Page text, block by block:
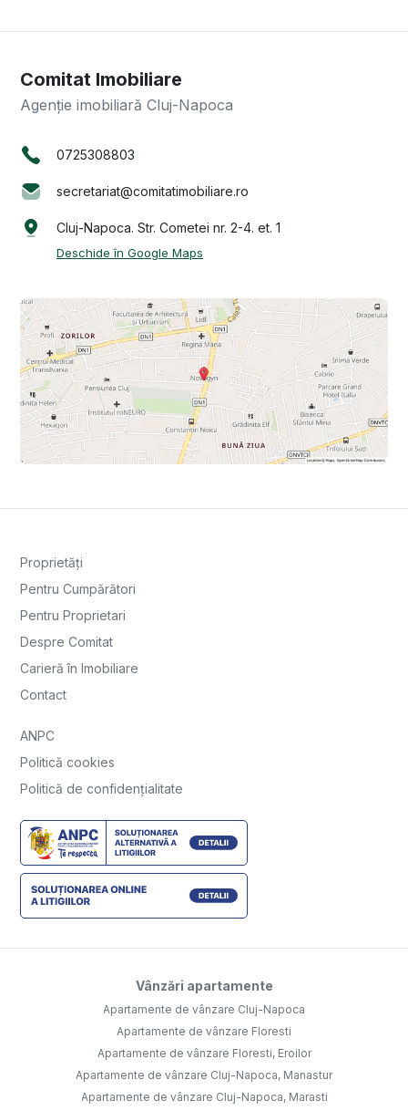
Comitat Imobiliare
Agenție imobiliară Cluj-Napoca
0725308803
secretariat@comitatimobiliare.ro
Cluj-Napoca. Str. Cometei nr. 2-4. et. 1
Deschide în Google Maps
Proprietăți
Pentru Cumpărători
Pentru Proprietari
Despre Comitat
Carieră în Imobiliare
Contact
ANPC
Politică cookies
Politică de confidențialitate
Vânzări apartamente
Apartamente de vânzare Cluj-Napoca
Apartamente de vânzare Floresti
Apartamente de vânzare Floresti, Eroilor
Apartamente de vânzare Cluj-Napoca, Manastur
Apartamente de vânzare Cluj-Napoca, Marasti